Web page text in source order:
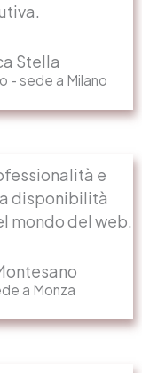
Stella
- sede a Milano
e
disponibilità
mondo del web.
a Monza